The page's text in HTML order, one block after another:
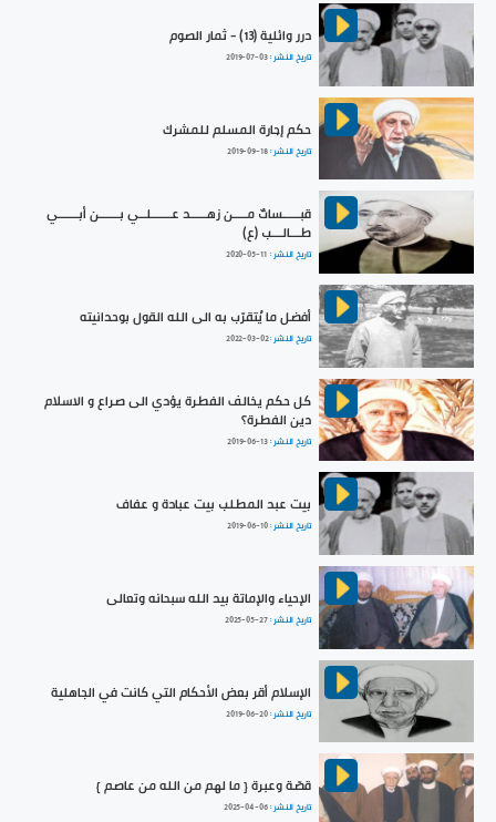
درر وائلية (13) - ثمار الصوم
تاريخ النشر :2019-07-03
حكم إجارة المسلم للمشرك
تاريخ النشر :2019-09-18
قبـــــساتٌ مــــن زهـــــد عــــــلــي بــــــن أبــــــي
طـــالـــب (ع)
تاريخ النشر : 2020-05-11
أفضل ما يُتقرّب به الى الله القول بوحدانيته
تاريخ النشر :2022-03-02
كل حكم يخالف الفطرة يؤدي الى صراع و الاسلام
دين الفطرة؟
تاريخ النشر :2019-06-13
بيت عبد المطلب بيت عبادة و عفاف
تاريخ النشر :2019-06-10
الإحياء والإماتة بيد الله سبحانه وتعالى
تاريخ النشر :2025-05-27
الإسلام أقر بعض الأحكام التي كانت في الجاهلية
تاريخ النشر :2019-06-20
قصّة وعبرة { ما لهم من الله من عاصم }
تاريخ النشر :2025-04-06